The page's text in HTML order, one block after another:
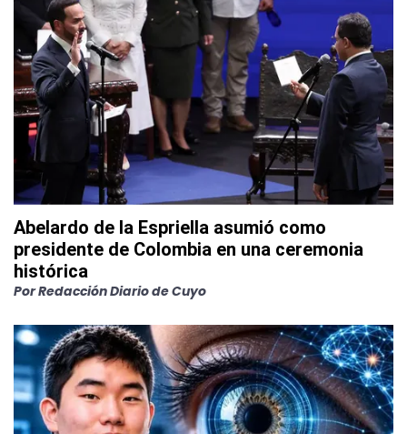
Abelardo de la Espriella asumió como
presidente de Colombia en una ceremonia
histórica
PorRedacción Diario de Cuyo